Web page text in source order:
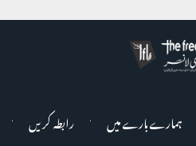
ہمارے بارے میں رابطہ کریں